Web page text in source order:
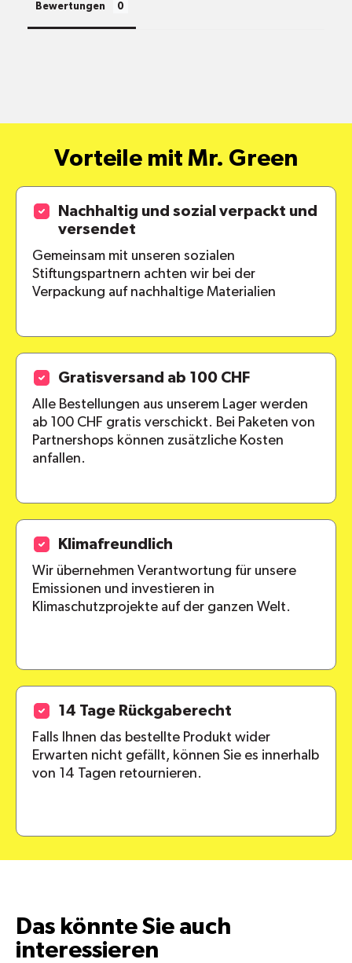
Standort
alle Pakete
Bewertungen
Vorteile mit Mr. Green
Nachhaltig und sozial verpackt und
versendet
Gemeinsam mit unseren sozialen
Stiftungspartnern achten wir bei der
Verpackung auf nachhaltige Materialien
Gratisversand ab 100 CHF
Alle Bestellungen aus unserem Lager werden
ab 100 CHF gratis verschickt. Bei Paketen von
Partnershops können zusätzliche Kosten
anfallen.
Klimafreundlich
Wir übernehmen Verantwortung für unsere
Emissionen und investieren in
Klimaschutzprojekte auf der ganzen Welt.
14 Tage Rückgaberecht
Falls Ihnen das bestellte Produkt wider
Erwarten nicht gefällt, können Sie es innerhalb
von 14 Tagen retournieren.
Das könnte Sie auch
interessieren